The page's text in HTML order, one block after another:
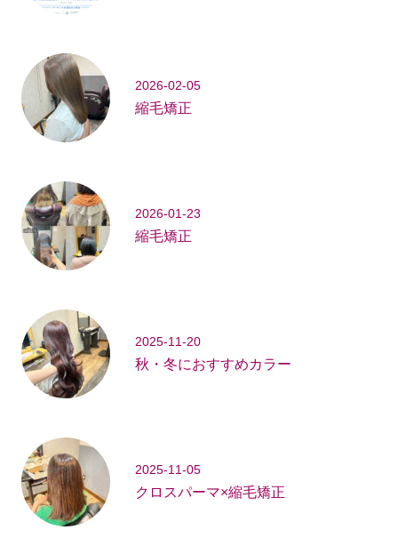
2026-02-05
縮毛矯正
2026-01-23
縮毛矯正
2025-11-20
秋・冬におすすめカラー
2025-11-05
クロスパーマ×縮毛矯正